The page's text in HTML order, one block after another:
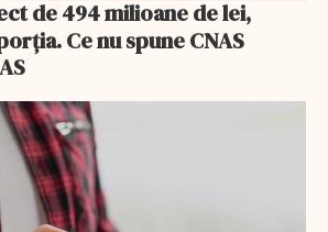
Ce nu spune CNAS